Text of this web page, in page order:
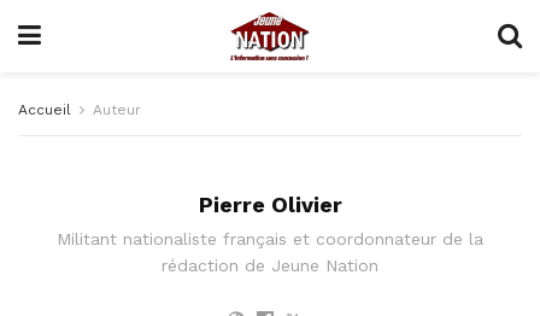
Accueil Auteur
Pierre Olivier
Militant nationaliste français et coordonnateur de la
rédaction de Jeune Nation